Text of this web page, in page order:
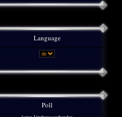
Language
Poll